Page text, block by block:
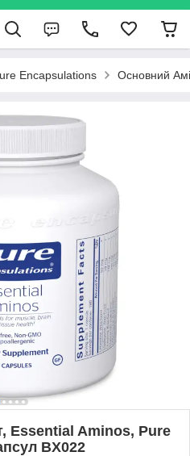
Encapsulations Основний
Essential Aminos, Pure
BX022